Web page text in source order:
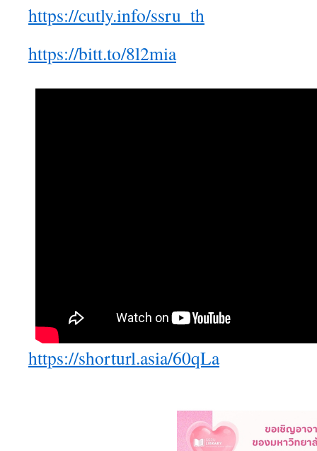
https://cutly.info/ssru_th
https://bitt.to/8l2mia
https://shorturl.asia/60qLa